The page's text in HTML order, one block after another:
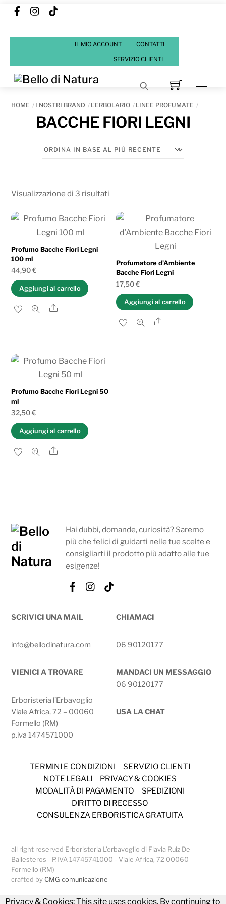
Skip
content
FacebookInstagram
IL MIO ACCOUNT CONTATTI
SERVIZIO CLIENTI
HOME I NOSTRI BRAND L'ERBOLARIO LINEE PROFUMATE
BACCHE FIORI LEGNI
Visualizzazione di 3 risultati
base
recente
Profumo Bacche Fiori Legni
100 ml
44,90€
Aggiungi al carrello
Share
Profumatore d’Ambiente
Bacche Fiori Legni
17,50€
Aggiungi al carrello
Share
Profumo Bacche Fiori Legni 50
ml
32,50€
Aggiungi al carrello
Share
Hai dubbi, domande, curiosità? Saremo
più che felici di guidarti nelle tue scelte e
consigliarti il prodotto più adatto alle tue
esigenze!
FacebookInstagram
SCRIVICI UNA MAIL
info@bellodinatura.com
CHIAMACI
06 90120177
VIENICI A TROVARE
Erboristeria l’Erbavoglio
Viale Africa, 72 – 00060
Formello (RM)
p.iva 1474571000
MANDACI UN MESSAGGIO
06 90120177
USA LA CHAT
TERMINI E CONDIZIONI
SERVIZIO CLIENTI
NOTE LEGALI
PRIVACY & COOKIES
MODALITÀ DI PAGAMENTO
SPEDIZIONI
DIRITTO DI RECESSO
CONSULENZA ERBORISTICA GRATUITA
all right reserved Erboristeria L’erbavoglio di Flavia Ruiz De
Ballesteros - P.IVA 14745741000 - Viale Africa, 72 00060
Formello (RM)
crafted by CMG comunicazione
Privacy & Cookies: This site uses cookies. By continuing to